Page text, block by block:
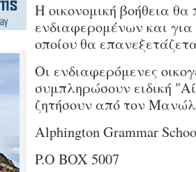
Η οικονομική βοήθεια
ενδιαφερομένων και
οποίου θα
Οι ενδιαφερόμενες
συμπληρώσουν ειδική
ζητήσουν από τον
Alphington Grammar
P.O BOX 5007